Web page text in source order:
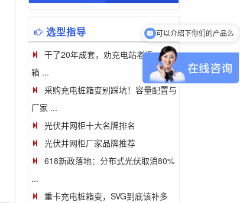
选型指导
干了20年成套，劝充电站老板一句：
箱 ...
采购充电桩箱变别踩坑！容量配置与
厂家 ...
光伏并网柜十大名牌排名
光伏并网柜厂家品牌推荐
618新政落地：分布式光伏取消80%
...
重卡充电桩箱变，SVG到底该补多
可以介绍下你们的产品么